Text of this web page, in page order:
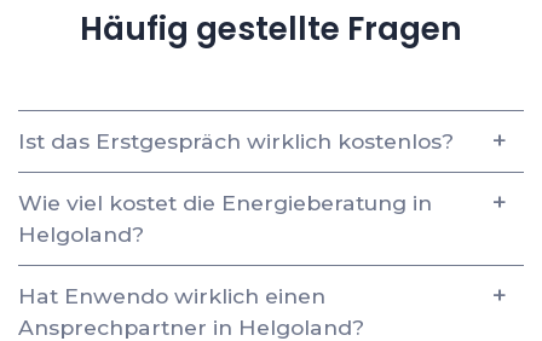
Häufig gestellte Fragen
Ist das Erstgespräch wirklich kostenlos?
Wie viel kostet die Energieberatung in
Helgoland?
Hat Enwendo wirklich einen
Ansprechpartner in Helgoland?